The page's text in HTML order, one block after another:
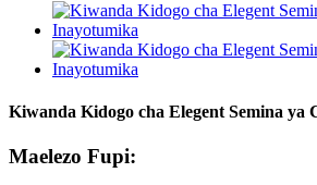
Kiwanda Kidogo cha Elegent Semina ya
Maelezo Fupi: